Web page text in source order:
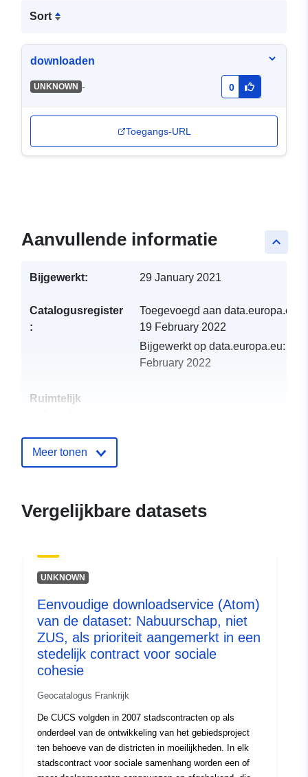
Sort
downloaden
UNKNOWN - 0
Toegangs-URL
keyboard_arrow_up
Aanvullende informatie
Bijgewerkt: 29 January 2021
Catalogusregister
:
Toegevoegd aan data.europa.eu:
19 February 2022
Bijgewerkt op data.europa.eu:
February 2022
Ruimtelijk
Identificatoren:
4747-47a1-82aa-
4e06-9388-eb4ed3a197d7
Soort: Bron: http://inspire.ec.europa.eu/
codelist/SpatialDataServiceType/
Meer tonen
Vergelijkbare datasets
UNKNOWN
Eenvoudige downloadservice (Atom)
van de dataset: Nabuurschap, niet
ZUS, als prioriteit aangemerkt in een
stedelijk contract voor sociale
cohesie
Geocatalogus Frankrijk
De CUCS volgden in 2007 stadscontracten op als
onderdeel van de ontwikkeling van het gebiedsproject
ten behoeve van de districten in moeilijkheden. In elk
stadscontract voor sociale samenhang worden een of